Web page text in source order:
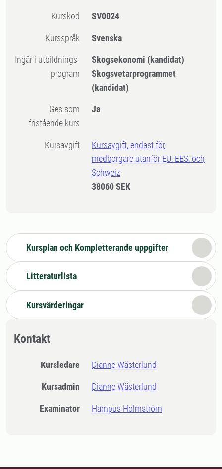
Kurskod SV0024
Kursspråk Svenska
Ingår i utbildnings-
program
Skogsekonomi (kandidat)
Skogsvetarprogrammet
(kandidat)
Ges som
fristående kurs
Ja
Kursavgift
Kursavgift, endast för
medborgare utanför EU, EES, och
Schweiz
38060 SEK
Kursplan och Kompletterande uppgifter
Litteraturlista
Kursvärderingar
Kontakt
Kursledare Dianne Wästerlund
Kursadmin Dianne Wästerlund
Examinator Hampus Holmström